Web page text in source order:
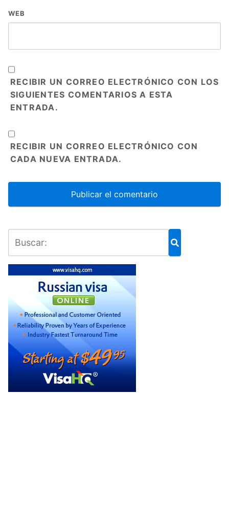
WEB
RECIBIR UN CORREO ELECTRÓNICO CON LOS
SIGUIENTES COMENTARIOS A ESTA
ENTRADA.
RECIBIR UN CORREO ELECTRÓNICO CON
CADA NUEVA ENTRADA.